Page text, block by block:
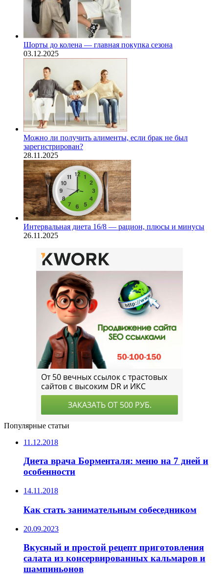
Шорты до колена — главная покупка сезона
03.12.2025
Можно ли получить алименты, если брак не был
зарегистрирован?
28.11.2025
Интервальная диета 16/8 — рацион, плюсы и минусы
26.11.2025
Популярные статьи
11.12.2018
Диета врача Борменталя: меню на 7 дней и
особенности
14.11.2018
Как стать занимательным собеседником
20.09.2023
Вкусный и простой рецепт приготовления
салата из консервированных кальмаров и
шампиньонов